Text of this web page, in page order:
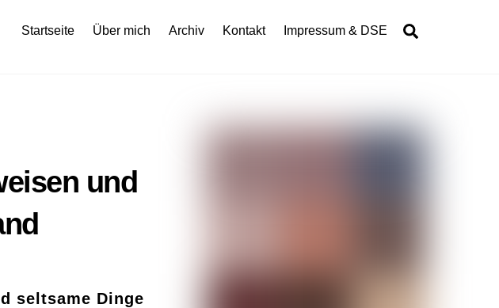
Startseite Über mich Archiv Kontakt Impressum & DSE
und
seltsame Dinge